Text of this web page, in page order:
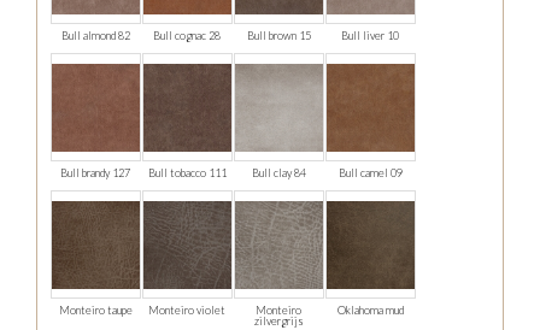
Bull almond 82 Bull cognac 28 Bull brown 15 Bull liver 10
Bull brandy 127 Bull tobacco 111 Bull clay 84 Bull camel 09
Monteiro taupe Monteiro violet
Monteiro
zilvergrijs
Oklahoma mud